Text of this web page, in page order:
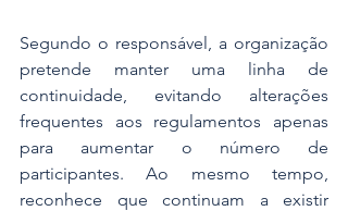
Segundo o responsável, a organização
pretende manter uma linha de
continuidade, evitando alterações
frequentes aos regulamentos apenas
para aumentar o número de
participantes. Ao mesmo tempo,
reconhece que continuam a existir